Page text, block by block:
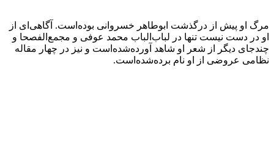
مرگ او پیش از درگذشت ابوطاهر خسروانی بوده‌است. آگاهی‌ای از
او در دست نیست تنها در لباب‌الباب محمد عوفی و مجمع‌الفصحا و
چندجای دیگر از شعر او شاهد آورده‌شده‌است و نیز در چهار مقاله
نظامی عروضی از او نام برده‌شده‌است.